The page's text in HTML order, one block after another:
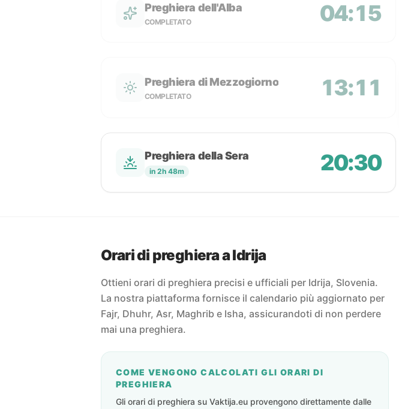
Preghiera dell'Alba
COMPLETATO 04:15
Preghiera di Mezzogiorno
COMPLETATO 13:11
Preghiera della Sera
in 2h 48m 20:30
Orari di preghiera a Idrija
Ottieni orari di preghiera precisi e ufficiali per Idrija, Slovenia.
La nostra piattaforma fornisce il calendario più aggiornato per
Fajr, Dhuhr, Asr, Maghrib e Isha, assicurandoti di non perdere
mai una preghiera.
COME VENGONO CALCOLATI GLI ORARI DI
PREGHIERA
Gli orari di preghiera su Vaktija.eu provengono direttamente dalle